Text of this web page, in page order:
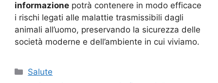
informazione potrà contenere in modo efficace
i rischi legati alle malattie trasmissibili dagli
animali all’uomo, preservando la sicurezza delle
società moderne e dell’ambiente in cui viviamo.
Categorie
Salute